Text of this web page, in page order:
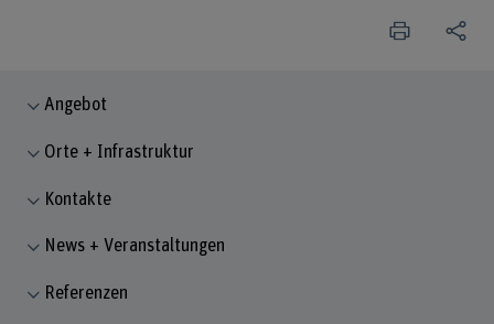
Angebot
Orte + Infrastruktur
Kontakte
News + Veranstaltungen
Referenzen